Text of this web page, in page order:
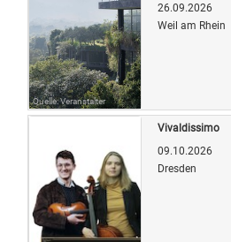
Quelle: Veranstalter
26.09.2026
Weil am Rhein
Vivaldissimo
09.10.2026
Dresden